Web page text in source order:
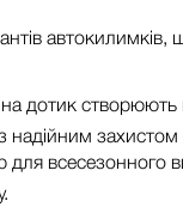
на дотик
надійним захистом
для всесезонного